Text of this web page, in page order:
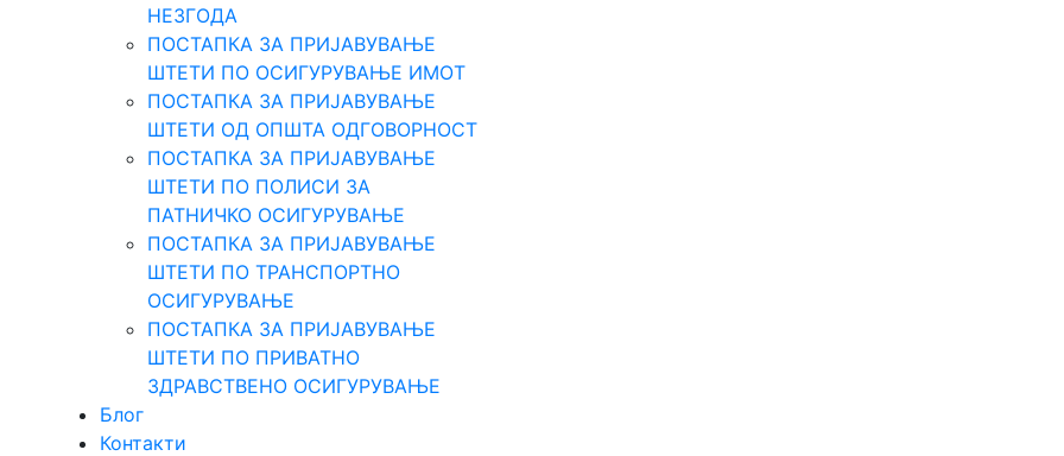
НЕЗГОДА
ПОСТАПКА ЗА ПРИЈАВУВАЊЕ
ШТЕТИ ПО ОСИГУРУВАЊЕ ИМОТ
ПОСТАПКА ЗА ПРИЈАВУВАЊЕ
ШТЕТИ ОД ОПШТА ОДГOВОРНОСТ
ПОСТАПКА ЗА ПРИЈАВУВАЊЕ
ШТЕТИ ПО ПОЛИСИ ЗА
ПАТНИЧКО ОСИГУРУВАЊЕ
ПОСТАПКА ЗА ПРИЈАВУВАЊЕ
ШТЕТИ ПО ТРАНСПОРТНО
ОСИГУРУВАЊЕ
ПОСТАПКА ЗА ПРИЈАВУВАЊЕ
ШТЕТИ ПО ПРИВАТНО
ЗДРАВСТВЕНО ОСИГУРУВАЊЕ
Блог
Контакти